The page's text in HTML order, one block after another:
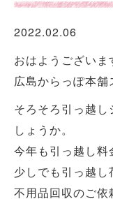
2022.02.06
おはようございま
広島からっぽ本舗
そろそろ引っ越
しょうか。
今年も引っ越し料
少しでも引っ越し
不用品回収のご依